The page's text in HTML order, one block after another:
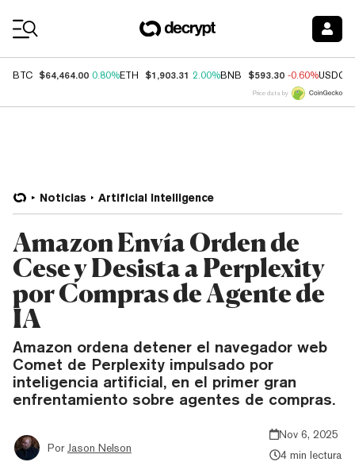
BTC $64,464.00 0.80%ETH $1,903.31 2.00%BNB $593.30 -0.60%USDC
Price data by
Noticias Artificial Intelligence
Amazon Envía Orden de
Cese y Desista a Perplexity
por Compras de Agente de
IA
Amazon ordena detener el navegador web
Comet de Perplexity impulsado por
inteligencia artificial, en el primer gran
enfrentamiento sobre agentes de compras.
Por Jason Nelson
Nov 6, 2025
4 min lectura